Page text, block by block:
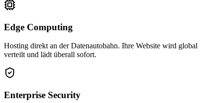
Edge Computing
Hosting direkt an der Datenautobahn. Ihre Website wird global
verteilt und lädt überall sofort.
Enterprise Security